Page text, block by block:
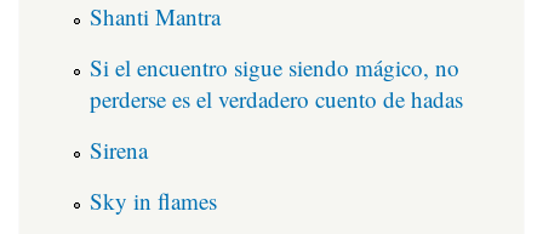
Shanti Mantra
Si el encuentro sigue siendo mágico, no
perderse es el verdadero cuento de hadas
Sirena
Sky in flames